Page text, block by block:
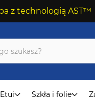
z technologią AST™
Etui Szkła i folie